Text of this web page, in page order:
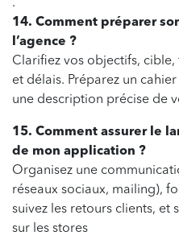
.
14. Comment préparer
l’agence ?
Clarifiez vos objectifs,
et délais. Préparez un
une description précise de
15. Comment assurer le
de mon application ?
Organisez une
réseaux sociaux, mailing),
suivez les retours clients, et
sur les stores